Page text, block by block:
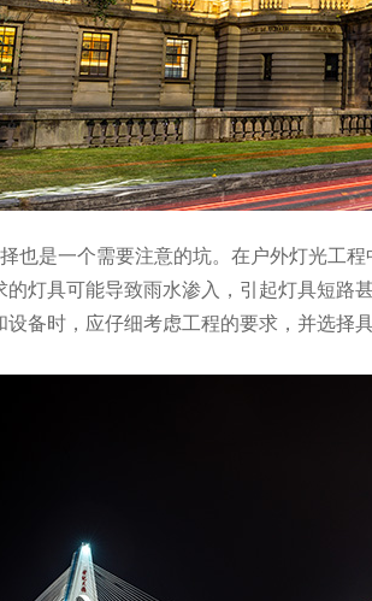
也是一个需要注意的坑。在户外灯光工
灯具可能导致雨水渗入，引起灯具短路
备时，应仔细考虑工程的要求，并选择